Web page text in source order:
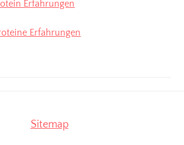
Erfahrungen
Erfahrungen
Sitemap